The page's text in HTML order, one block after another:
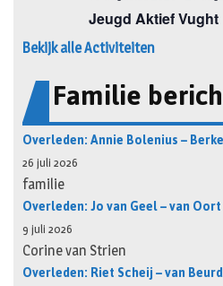
Bekijk alle Activiteiten
Familie
Overleden: Annie Bolenius –
26 juli 2026
familie
Overleden: Jo van Geel – van Oort
9 juli 2026
Corine van Strien
Overleden: Riet Scheij – van